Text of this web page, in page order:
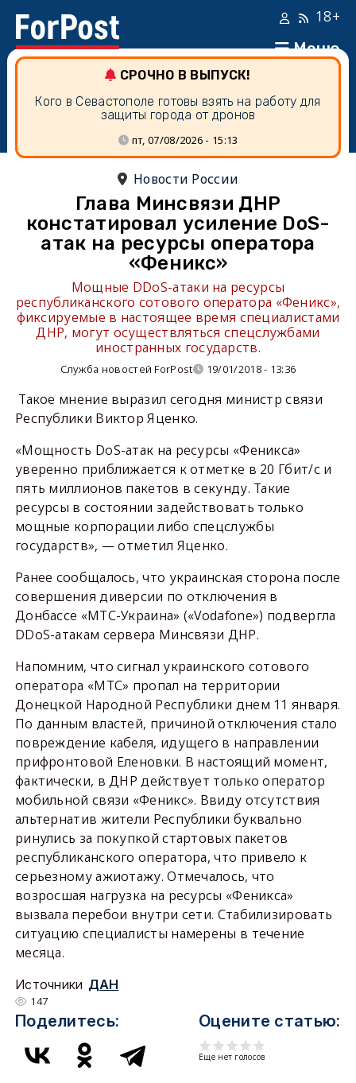
Меню
18+
СРОЧНО В ВЫПУСК!
Кого в Севастополе готовы взять на работу для
защиты города от дронов
пт, 07/08/2026 - 15:13
Новости России
Глава Минсвязи ДНР
констатировал усиление DoS-
атак на ресурсы оператора
«Феникс»
Мощные DDoS-атаки на ресурсы
республиканского сотового оператора «Феникс»,
фиксируемые в настоящее время специалистами
ДНР, могут осуществляться спецслужбами
иностранных государств.
Служба новостей ForPost 19/01/2018 - 13:36
Такое мнение выразил сегодня министр связи
Республики Bиктор Яценко.
«Мощность DoS-атак на ресурсы «Феникса»
уверенно приближается к отметке в 20 Гбит/с и
пять миллионов пакетов в секунду. Такие
ресурсы в состоянии задействовать только
мощные корпорации либо спецслужбы
государств», — отметил Яценко.
Ранее сообщалось, что украинская сторона после
совершения диверсии по отключения в
Донбассе «МТС-Украина» («Vodafone») подвергла
DDoS-атакам сервера Минсвязи ДНР.
Напомним, что сигнал украинского сотового
оператора «МТС» пропал на территории
Донецкой Народной Республики днем 11 января.
По данным властей, причиной отключения стало
повреждение кабеля, идущего в направлении
прифронтовой Еленовки. В настоящий момент,
фактически, в ДНР действует только оператор
мобильной связи «Феникс». Ввиду отсутствия
альтернатив жители Республики буквально
ринулись за покупкой стартовых пакетов
республиканского оператора, что привело к
серьезному ажиотажу. Отмечалось, что
возросшая нагрузка на ресурсы «Феникса»
вызвала перебои внутри сети. Стабилизировать
ситуацию специалисты намерены в течение
месяца.
Источники ДАН
147
Поделитесь: Оцените статью:
Еще нет голосов